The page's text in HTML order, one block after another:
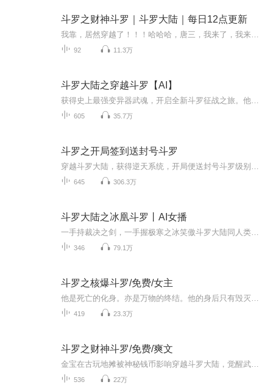
斗罗之财神斗罗｜斗罗大陆｜每日12点更新
92 11.3万
斗罗大陆之穿越斗罗【AI】
605 35.7万
斗罗之开局签到送封号斗罗
645 306.3万
斗罗大陆之冰凰斗罗丨AI女播
346 79.1万
斗罗之核爆斗罗/免费/女主
419 23.3万
斗罗之财神斗罗/免费/爽文
536 22万